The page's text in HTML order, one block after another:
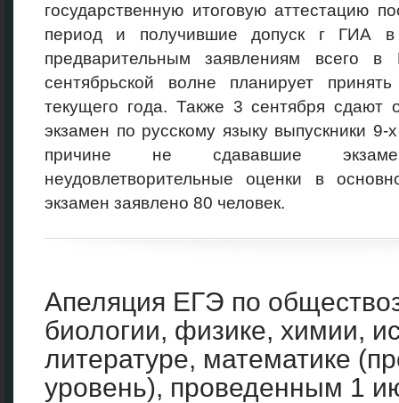
государственную итоговую аттестацию
период и получившие допуск г ГИА в
предварительным заявлениям всего
сентябрьской волне планирует
текущего года. Также 3 сентября сдают
экзамен по русскому языку выпускники 9-
причине не сдававшие
неудовлетворительные оценки в
экзамен заявлено 80 человек.
Апеляция ЕГЭ по
биологии, физике, химии,
литературе, математике
уровень), проведенным 1